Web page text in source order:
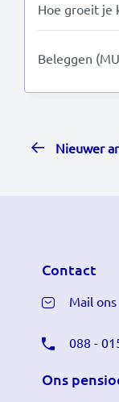
Hoe groeit je
Beleggen
Nieuwer
Contact
Mail ons
088 -
Ons